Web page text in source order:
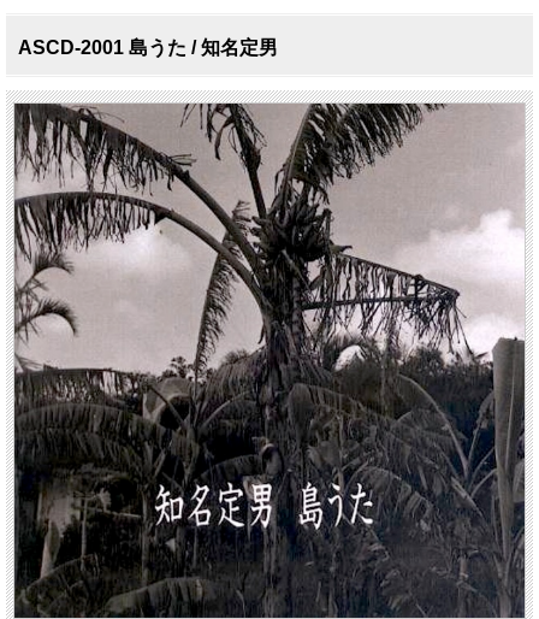
ASCD-2001 島うた / 知名定男